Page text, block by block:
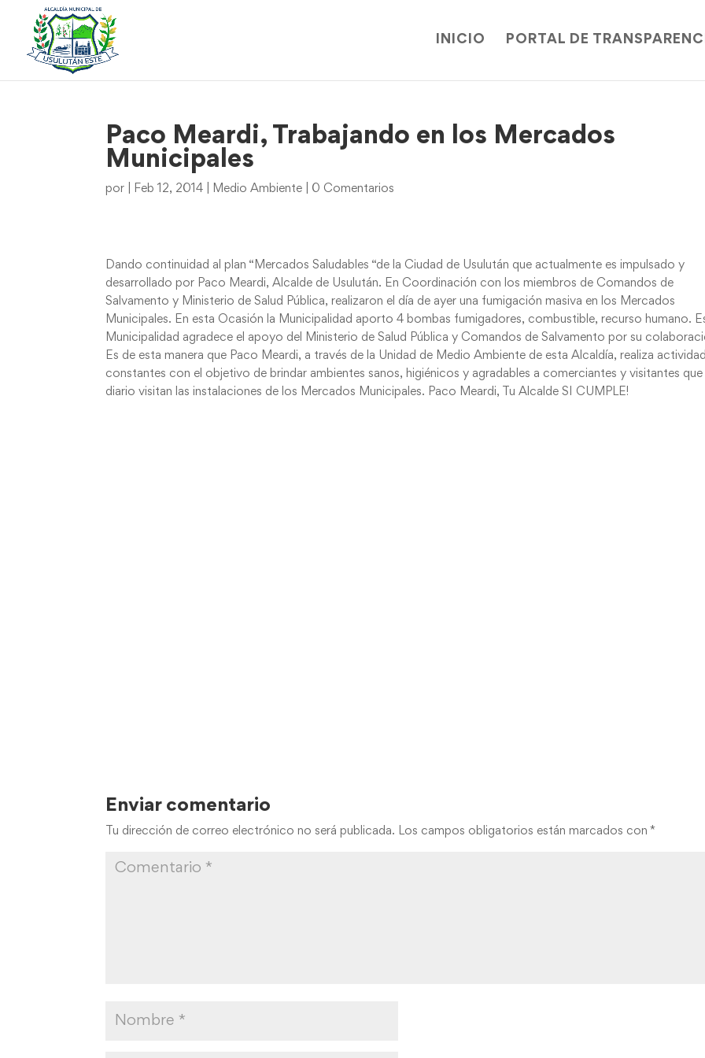
INICIO PORTAL DE
Paco Meardi, Trabajando en los Mercados
Municipales
por Feb 12, 2014 Medio Ambiente 0 Comentarios
Dando continuidad al plan “Mercados Saludables “de la Ciudad de Usulután que actualmente es impulsado y
desarrollado por Paco Meardi, Alcalde de Usulután. En Coordinación con los miembros de Comandos de
Salvamento y Ministerio de Salud Pública, realizaron el día de ayer una fumigación masiva en los Mercados
Municipales. En esta Ocasión la Municipalidad aporto 4 bombas fumigadores, combustible, recurso humano.
Municipalidad agradece el apoyo del Ministerio de Salud Pública y Comandos de Salvamento por su
Es de esta manera que Paco Meardi, a través de la Unidad de Medio Ambiente de esta Alcaldía, realiza
constantes con el objetivo de brindar ambientes sanos, higiénicos y agradables a comerciantes y visitantes que
diario visitan las instalaciones de los Mercados Municipales. Paco Meardi, Tu Alcalde SI CUMPLE!
Enviar comentario
Tu dirección de correo electrónico no será publicada. Los campos obligatorios están marcados con*